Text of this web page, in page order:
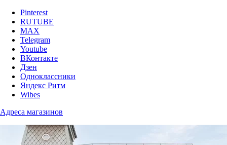
Pinterest
RUTUBE
MAX
Telegram
Youtube
ВКонтакте
Дзен
Одноклассники
Яндекс Ритм
Wibes
Адреса магазинов